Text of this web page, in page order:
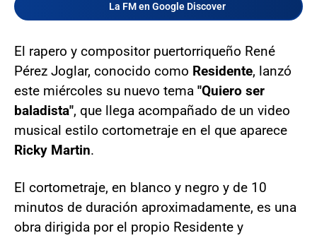
La FM en Google Discover
El rapero y compositor puertorriqueño René
Pérez Joglar, conocido como Residente, lanzó
este miércoles su nuevo tema "Quiero ser
baladista", que llega acompañado de un video
musical estilo cortometraje en el que aparece
Ricky Martin.
El cortometraje, en blanco y negro y de 10
minutos de duración aproximadamente, es una
obra dirigida por el propio Residente y